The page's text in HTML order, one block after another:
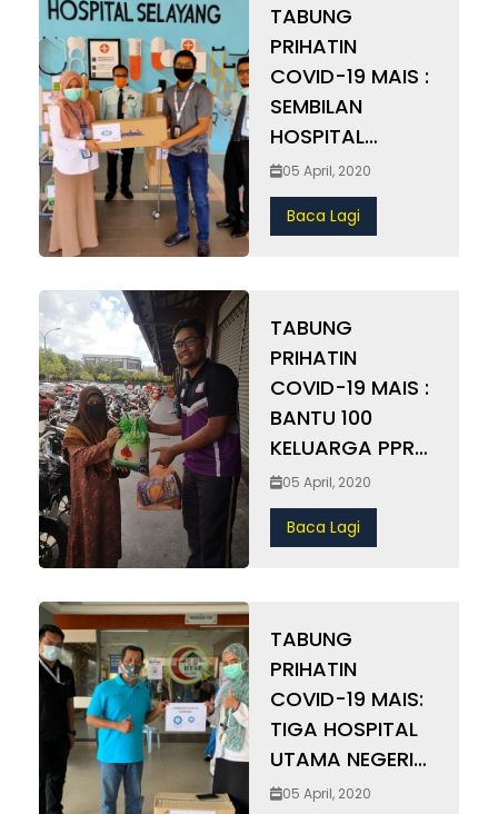
TABUNG
PRIHATIN
COVID-19 MAIS :
SEMBILAN
HOSPITAL
TERIMA
BANTUAN AIR
KOTAK DAN ROTI
05 April, 2020
Baca Lagi
TABUNG
PRIHATIN
COVID-19 MAIS :
BANTU 100
KELUARGA PPR
KEN RIMBA RAYA
TERPUTUS
BEKALAN
05 April, 2020
Baca Lagi
TABUNG
PRIHATIN
COVID-19 MAIS:
TIGA HOSPITAL
UTAMA NEGERI
SELANGOR
05 April, 2020